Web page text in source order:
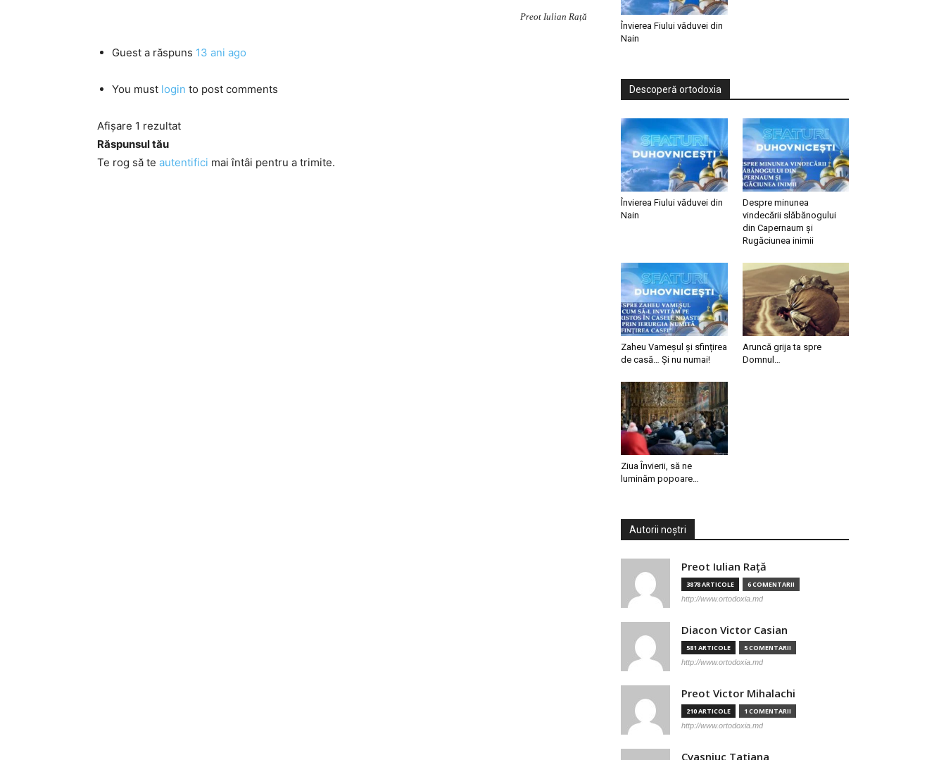
Preot Iulian Rață
Guest a răspuns 13 ani ago
You must login to post comments
Afișare 1 rezultat
Răspunsul tău
Te rog să te autentifici mai întâi pentru a trimite.
Învierea Fiului văduvei din
Nain
Descoperă ortodoxia
Învierea Fiului văduvei din
Nain
Despre minunea
vindecării slăbănogului
din Capernaum și
Rugăciunea inimii
Zaheu Vameșul și sfințirea
de casă… Și nu numai!
Aruncă grija ta spre
Domnul…
Ziua Învierii, să ne
luminăm popoare…
Autorii noștri
Preot Iulian Raţă
3878 ARTICOLE 6 COMENTARII
http://www.ortodoxia.md
Diacon Victor Casian
581 ARTICOLE 5 COMENTARII
http://www.ortodoxia.md
Preot Victor Mihalachi
210 ARTICOLE 1 COMENTARII
http://www.ortodoxia.md
Cvasniuc Tatiana